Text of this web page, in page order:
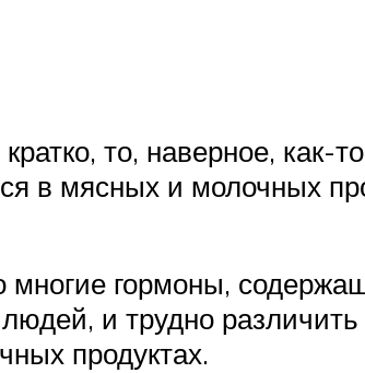
то, наверное, как-то
в мясных и молочных
гормоны,
и трудно
продуктах.